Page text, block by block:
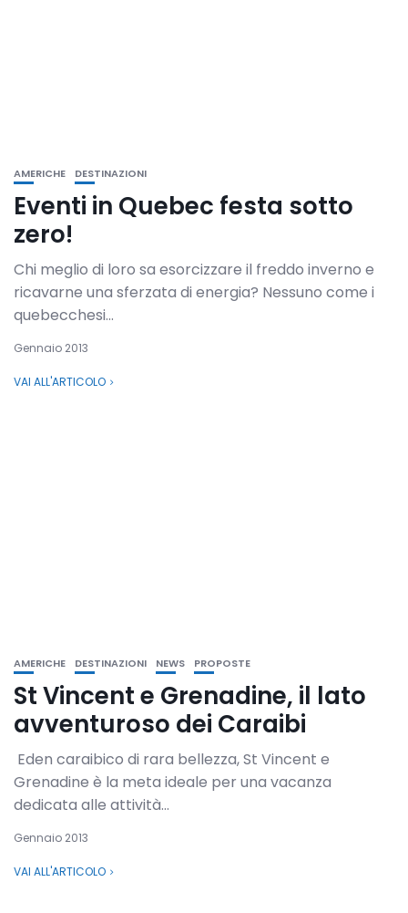
AMERICHE DESTINAZIONI
Eventi in Quebec festa sotto
zero!
Chi meglio di loro sa esorcizzare il freddo inverno e
ricavarne una sferzata di energia? Nessuno come i
quebecchesi...
Gennaio 2013
VAI ALL'ARTICOLO
AMERICHE DESTINAZIONI NEWS PROPOSTE
St Vincent e Grenadine, il lato
avventuroso dei Caraibi
Eden caraibico di rara bellezza, St Vincent e
Grenadine è la meta ideale per una vacanza
dedicata alle attività...
Gennaio 2013
VAI ALL'ARTICOLO